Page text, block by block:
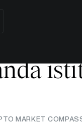
di
MARKET